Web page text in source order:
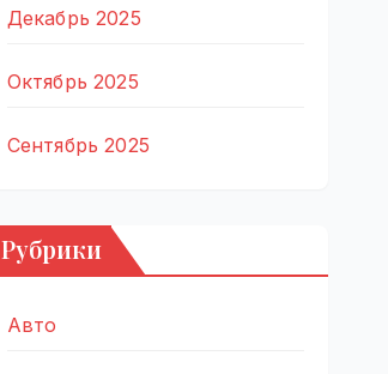
Декабрь 2025
Октябрь 2025
Сентябрь 2025
Рубрики
Авто